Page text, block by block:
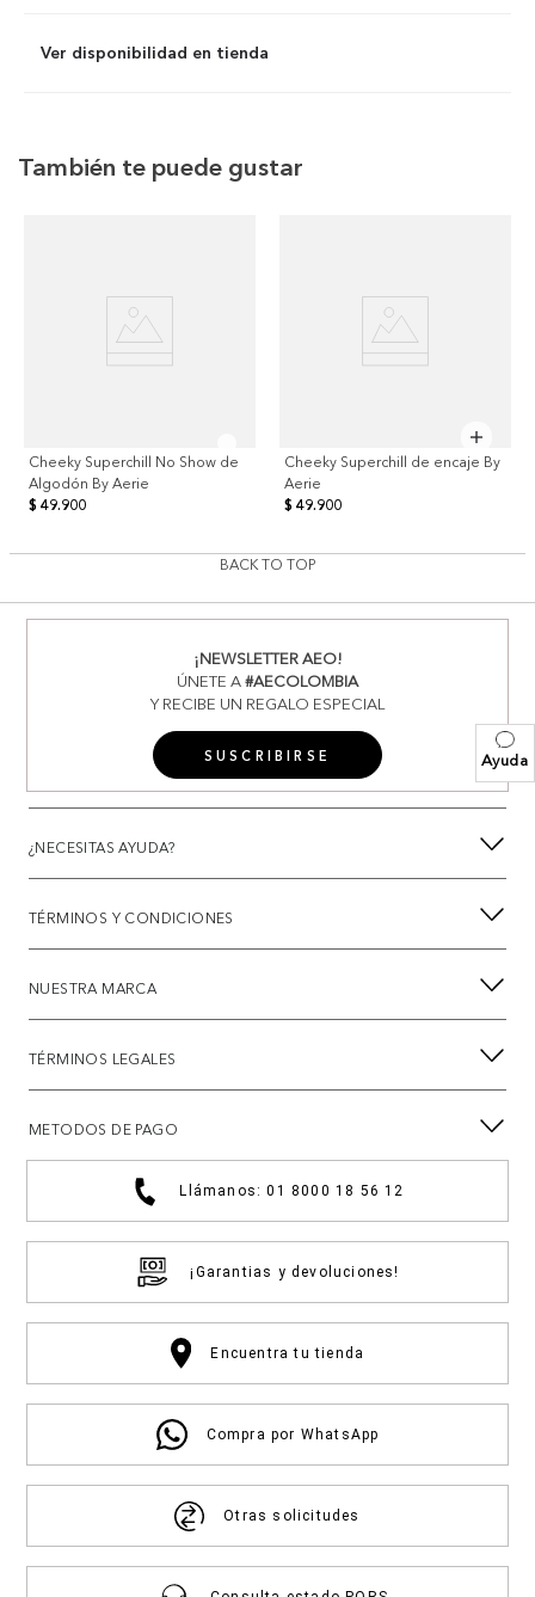
Ayuda
Ver disponibilidad en tienda
También te puede gustar
Cheeky Superchill No Show de
Algodón By Aerie
$ 49.900
Cheeky Superchill de encaje By
Aerie
$ 49.900
BACK TO TOP
¡NEWSLETTER AEO!
ÚNETE A#AECOLOMBIA
Y RECIBE UN REGALO ESPECIAL
SUSCRIBIRSE
¿NECESITAS AYUDA?
TÉRMINOS Y CONDICIONES
NUESTRA MARCA
TÉRMINOS LEGALES
METODOS DE PAGO
Llámanos: 01 8000 18 56 12
¡Garantias y devoluciones!
Encuentra tu tienda
Compra por WhatsApp
Otras solicitudes